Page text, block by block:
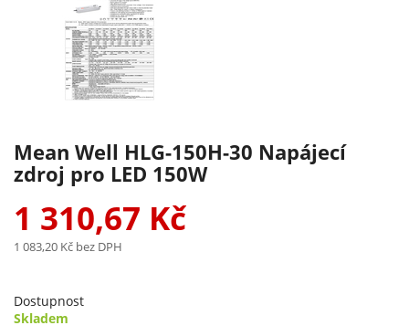
Mean Well HLG-150H-30 Napájecí
zdroj pro LED 150W
1 310,67 Kč
1 083,20 Kč bez DPH
Dostupnost
Skladem